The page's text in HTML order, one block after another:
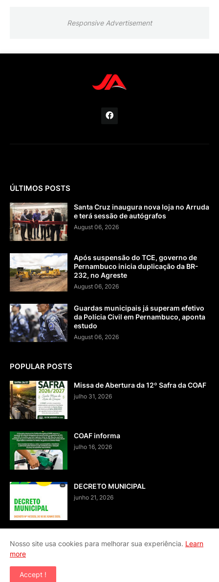
Responsive Advertisement
ÚLTIMOS POSTS
Santa Cruz inaugura nova loja no Arruda
e terá sessão de autógrafos
August 06, 2026
Após suspensão do TCE, governo de
Pernambuco inicia duplicação da BR-
232, no Agreste
August 06, 2026
Guardas municipais já superam efetivo
da Polícia Civil em Pernambuco, aponta
estudo
August 06, 2026
POPULAR POSTS
Missa de Abertura da 12º Safra da COAF
julho 31, 2026
COAF informa
julho 16, 2026
DECRETO MUNICIPAL
junho 21, 2026
Copyright ©
Nosso site usa cookies para melhorar sua experiência. Learn
more
Accept !